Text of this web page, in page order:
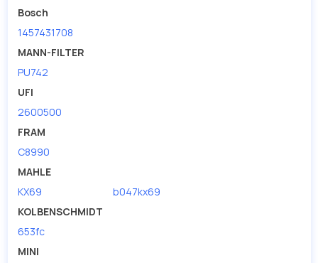
Bosch
1457431708
MANN-FILTER
PU742
UFI
2600500
FRAM
C8990
MAHLE
KX69
b047kx69
KOLBENSCHMIDT
653fc
MINI